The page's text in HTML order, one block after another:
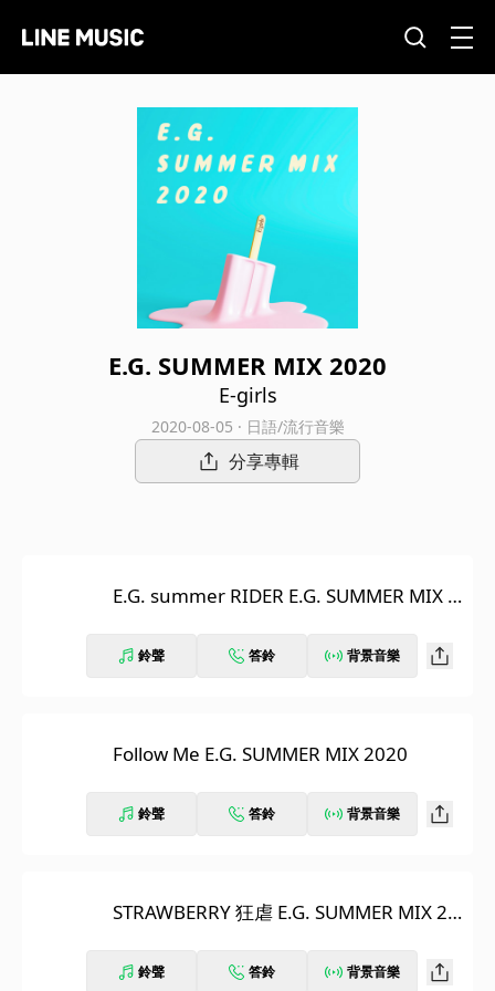
E.G. SUMMER MIX 2020
E-girls
2020-08-05 · 日語/流行音樂
分享專輯
E.G. summer RIDER E.G. SUMMER MIX 2
鈴聲 答鈴 背景音樂
Follow Me E.G. SUMMER MIX 2020
鈴聲 答鈴 背景音樂
STRAWBERRY 狂虐 E.G. SUMMER MIX 20
鈴聲 答鈴 背景音樂